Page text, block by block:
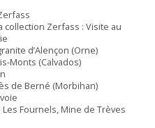
collection Zerfass : Visite au
d’Alençon (Orne)
Monts (Calvados)
de Berné (Morbihan)
Les Fournels, Mine de Trèves